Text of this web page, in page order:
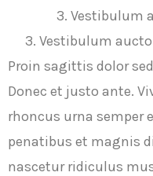
Vestibulum
Vestibulum
Proin sagittis dolor
Donec et justo ante.
rhoncus urna semper
penatibus et magnis
nascetur ridiculus